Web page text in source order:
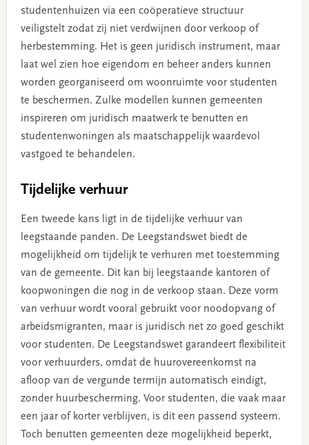
studentenhuizen via een coöperatieve structuur
veiligstelt zodat zij niet verdwijnen door verkoop of
herbestemming. Het is geen juridisch instrument, maar
laat wel zien hoe eigendom en beheer anders kunnen
worden georganiseerd om woonruimte voor studenten
te beschermen. Zulke modellen kunnen gemeenten
inspireren om juridisch maatwerk te benutten en
studentenwoningen als maatschappelijk waardevol
vastgoed te behandelen.
Tijdelijke verhuur
Een tweede kans ligt in de tijdelijke verhuur van
leegstaande panden. De Leegstandswet biedt de
mogelijkheid om tijdelijk te verhuren met toestemming
van de gemeente. Dit kan bij leegstaande kantoren of
koopwoningen die nog in de verkoop staan. Deze vorm
van verhuur wordt vooral gebruikt voor noodopvang of
arbeidsmigranten, maar is juridisch net zo goed geschikt
voor studenten. De Leegstandswet garandeert flexibiliteit
voor verhuurders, omdat de huurovereenkomst na
afloop van de vergunde termijn automatisch eindigt,
zonder huurbescherming. Voor studenten, die vaak maar
een jaar of korter verblijven, is dit een passend systeem.
Toch benutten gemeenten deze mogelijkheid beperkt,